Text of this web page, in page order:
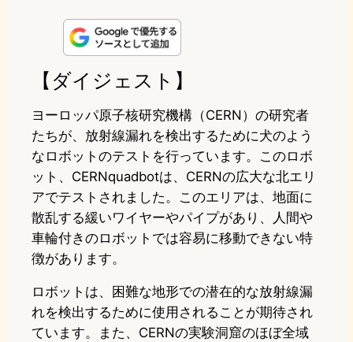
n
e
s
d
o
n
u
e
k
y
o
o
a
【ダイジェスト】
ヨーロッパ原子核研究機構（CERN）の研究者
たちが、放射線漏れを検出するために犬のよう
なロボットのテストを行っています。このロボ
ット、CERNquadbotは、CERNの広大な北エリ
アでテストされました。このエリアは、地面に
散乱する緩いワイヤーやパイプがあり、人間や
車輪付きのロボットでは容易に移動できない特
徴があります。
ロボットは、困難な地形での潜在的な放射線漏
れを検出するために使用されることが期待され
ています。また、CERNの実験洞窟のほぼ全域